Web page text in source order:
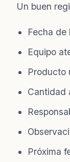
Un buen
Fecha de
Equipo
Producto
Cantidad
Próxima